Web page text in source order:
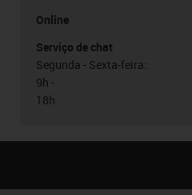
Online
Serviço de chat
Segunda - Sexta-feira:
9h -
18h